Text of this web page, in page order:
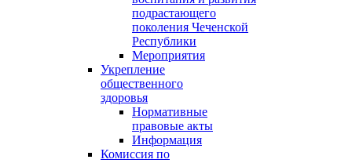
подрастающего
поколения Чеченской
Республики
Мероприятия
Укрепление
общественного
здоровья
Нормативные
правовые акты
Информация
Комиссия по